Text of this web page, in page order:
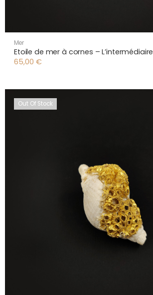
Mer
Etoile de mer à cornes – L’intermédiaire
65,00 €
Out Of Stock